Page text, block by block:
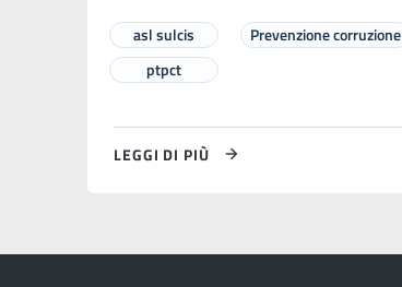
asl sulcis
Prevenzione corruzione
ptpct
LEGGI DI PIÙ